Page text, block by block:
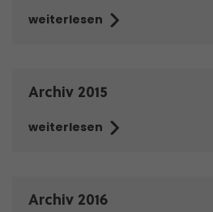
weiterlesen
Archiv 2015
weiterlesen
Archiv 2016